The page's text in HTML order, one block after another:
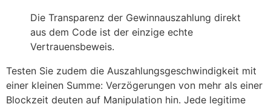
Die Transparenz der Gewinnauszahlung direkt
aus dem Code ist der einzige echte
Vertrauensbeweis.
Testen Sie zudem die Auszahlungsgeschwindigkeit mit
einer kleinen Summe: Verzögerungen von mehr als einer
Blockzeit deuten auf Manipulation hin. Jede legitime